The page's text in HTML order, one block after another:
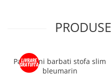
Pantaloni barbati stofa slim
bleumarin